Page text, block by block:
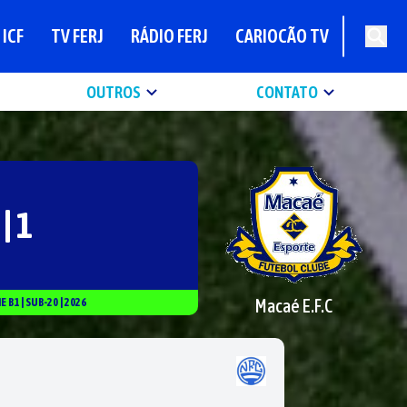
ICF TV FERJ RÁDIO FERJ CARIOCÃO TV
OUTROS CONTATO
1
B1 SUB-20 2026 Macaé E.F.C